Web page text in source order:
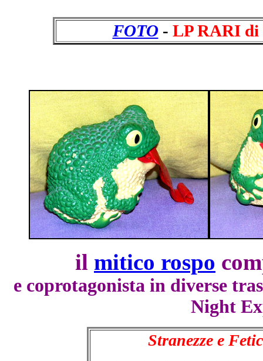
FOTO- LP RARI di
il mitico rospo
e coprotagonista in diverse
Night
Stranezze e